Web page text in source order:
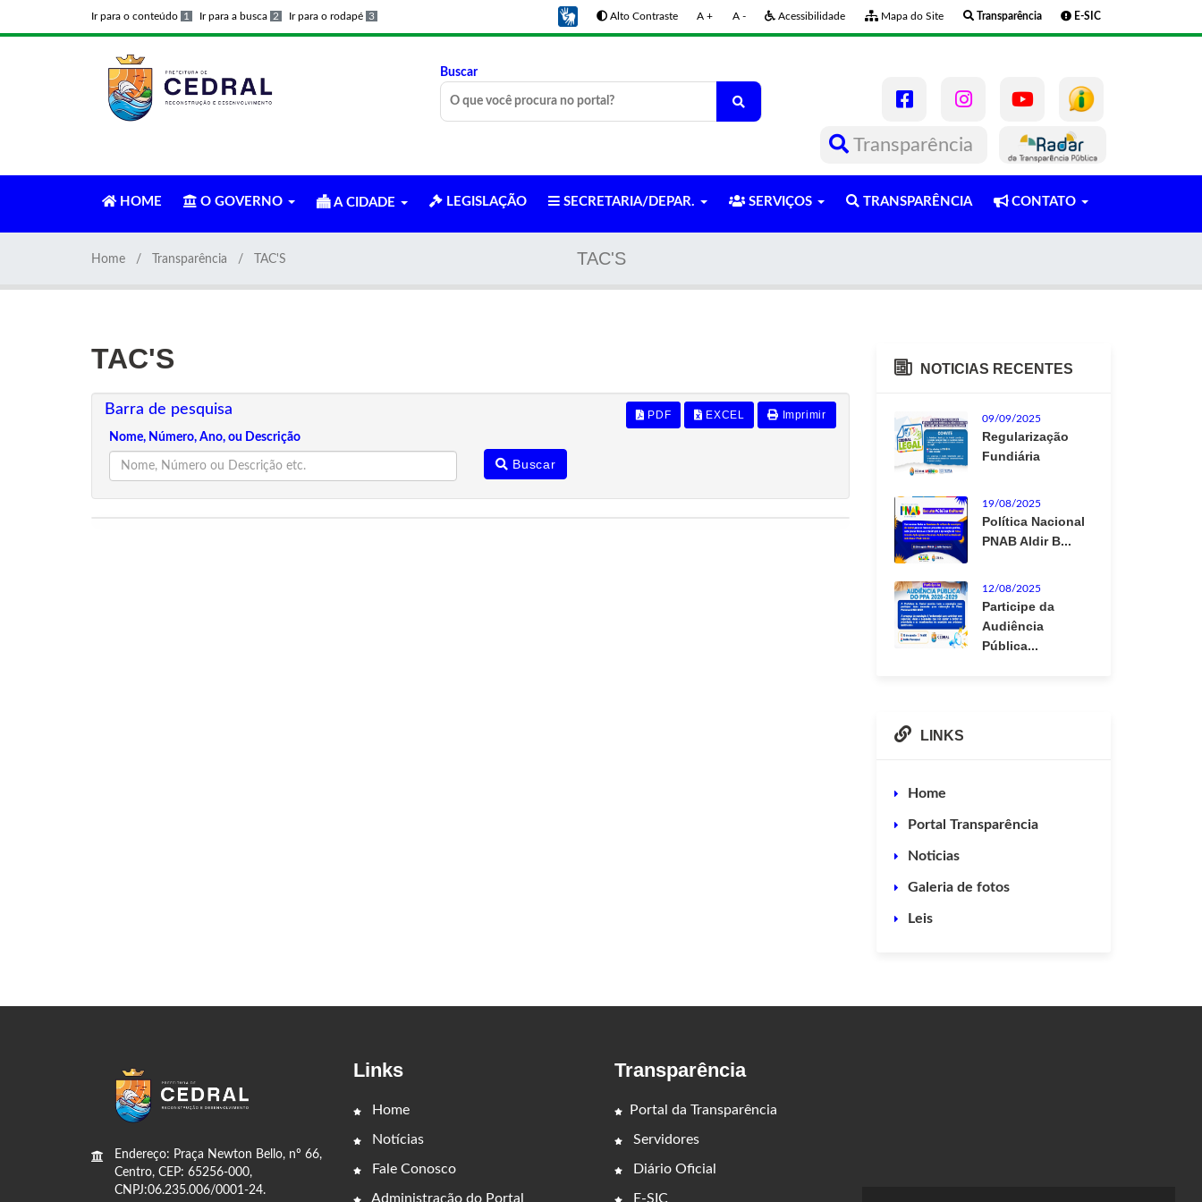
Ir para o conteúdo 1 Ir para a busca 2 Ir para o rodapé 3 Alto Contraste A + A - Acessibilidade Mapa do Site Transparência E-SIC
Buscar
Transparência
HOME O GOVERNO A CIDADE LEGISLAÇÃO SECRETARIA/DEPAR. SERVIÇOS TRANSPARÊNCIA CONTATO
TAC'S
Home Transparência TAC'S
TAC'S
Barra de pesquisa PDF EXCEL
Imprimir
Nome, Número, Ano, ou Descrição
Buscar
NOTICIAS RECENTES
09/09/2025
Regularização
Fundiária
19/08/2025
Política Nacional
PNAB Aldir B...
12/08/2025
Participe da
Audiência
Pública...
LINKS
Home
Portal Transparência
Noticias
Galeria de fotos
Leis
Endereço: Praça Newton Bello, nº 66,
Centro, CEP: 65256-000,
CNPJ:06.235.006/0001-24.
Links
Home
Notícias
Fale Conosco
Administração do Portal
Transparência
Portal da Transparência
Servidores
Diário Oficial
E-SIC